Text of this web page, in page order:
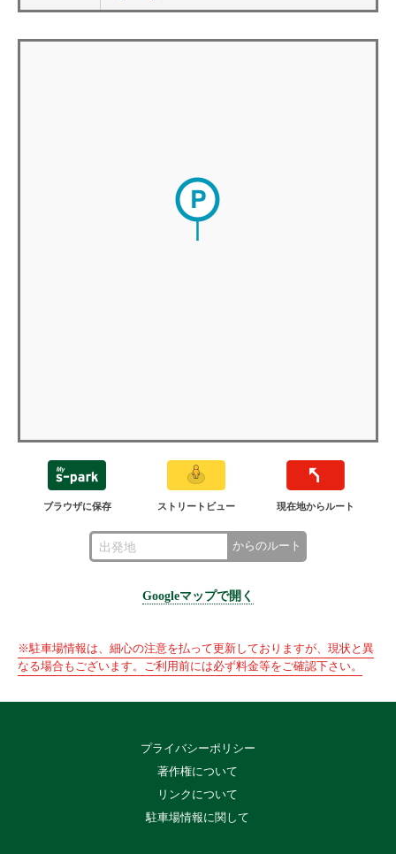
ブラウザに保存 ストリートビュー 現在地からルート
からのルート
Googleマップで開く
※駐車場情報は、細心の注意を払って更新しておりますが、現状と異
なる場合もございます。ご利用前には必ず料金等をご確認下さい。
プライバシーポリシー
著作権について
リンクについて
駐車場情報に関して